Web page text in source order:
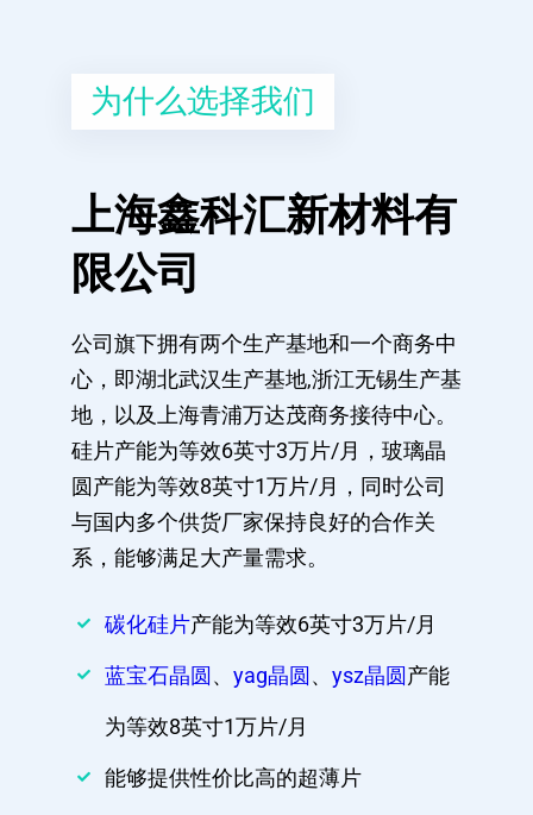
为什么选择我们
上海鑫科汇新材料有
限公司
公司旗下拥有两个生产基地和一个商务中
心，即湖北武汉生产基地,浙江无锡生产基
地，以及上海青浦万达茂商务接待中心。
硅片产能为等效6英寸3万片/月，玻璃晶
圆产能为等效8英寸1万片/月，同时公司
与国内多个供货厂家保持良好的合作关
系，能够满足大产量需求。
碳化硅片产能为等效6英寸3万片/月
蓝宝石晶圆 、 yag晶圆 、 ysz晶圆 产能
为等效8英寸1万片/月
能够提供性价比高的超薄片